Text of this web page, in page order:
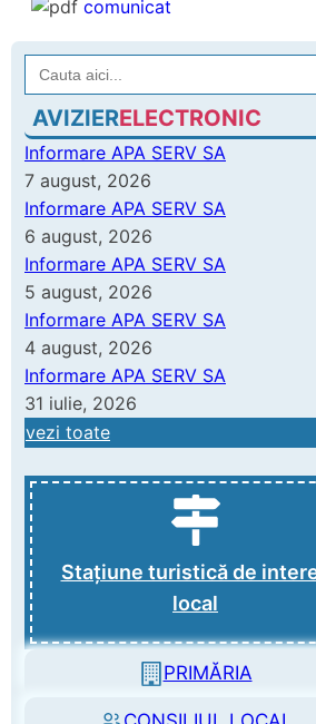
comunicat
Search
for:
AVIZIERELECTRONIC
Informare APA SERV SA
7 august, 2026
Informare APA SERV SA
6 august, 2026
Informare APA SERV SA
5 august, 2026
Informare APA SERV SA
4 august, 2026
Informare APA SERV SA
31 iulie, 2026
vezi toate
Stațiune turistică de
local
PRIMĂRIA